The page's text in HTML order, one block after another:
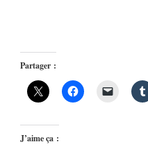
Partager :
J’aime ça :